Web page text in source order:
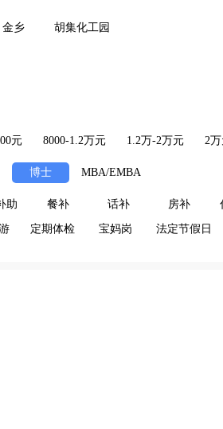
金乡 胡集化工园
元 8000-1.2万元 1.2万-2万元 2
博士 MBA/EMBA
助 餐补 话补 房补
定期体检 宝妈岗 法定节假日